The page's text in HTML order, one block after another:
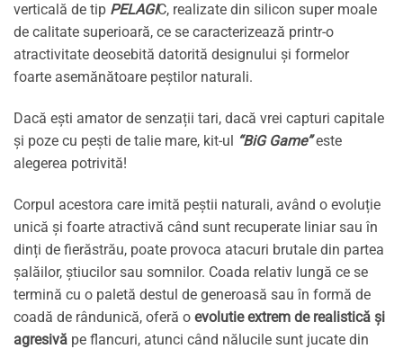
verticală de tip PELAGIC, realizate din silicon super moale
de calitate superioară, ce se caracterizează printr-o
atractivitate deosebită datorită designului și formelor
foarte asemănătoare peștilor naturali.
Dacă ești amator de senzații tari, dacă vrei capturi capitale
și poze cu pești de talie mare, kit-ul
“BiG Game”este
alegerea potrivită!
Corpul acestora care imită peștii naturali, având o evoluție
unică și foarte atractivă când sunt recuperate liniar sau în
dinți de fierăstrău, poate provoca atacuri brutale din partea
șalăilor, știucilor sau somnilor. Coada relativ lungă ce se
termină cu o paletă destul de generoasă sau în formă de
coadă de rândunică, oferă o evolutie extrem de realistică și
agresivă pe flancuri, atunci când nălucile sunt jucate din